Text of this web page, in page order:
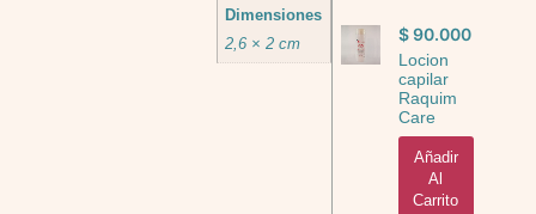
Dimensiones
2,6 × 2 cm
$90.000
Locion
capilar
Raquim
Care
Añadir
Al
Carrito